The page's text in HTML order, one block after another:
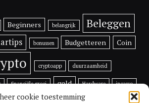
cookie toestemming
Beginners belangrijk Beleggen
bonussen Budgetteren Coin
cryptoapp duurzaamheid
financiële groei geld Hardware incasso
investeren in bitcoin Lijfrente